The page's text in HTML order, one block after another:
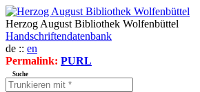
Herzog August Bibliothek Wolfenbüttel
Handschriftendatenbank
de :: en
Permalink: PURL
Suche